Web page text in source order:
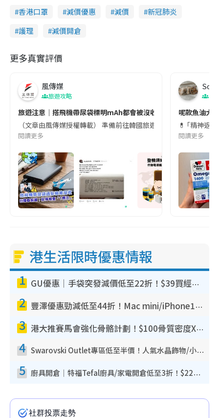
香港口罩 減價優惠 減價
新冠肺炎
護理
減價開倉
更多真實評價
風傳媒
旅遊攻略
旅遊注意｜搭飛機帶尿袋標明mAh都會被沒收😱出發前切記檢查
（文章由風傳媒授權轉載） 準備前往韓國旅遊的民眾，近期要
閱讀更多
Soul
呢款魚油大
💊 ｢精神返
閱讀更多
港生活限時優惠情報
1 GU優惠｜手袋突發減價低至22折！$39買經典波士頓包/餃子袋！飾物同步減價$29起！
2 豐澤優惠勁減低至44折！Mac mini/iPhone17Pro大減價！廚房家電$220起
3 港大推賽馬會強化骨骼計劃！$100骨質密度X光檢查 完成免費運動訓練送超市禮券！附參加資格
4 Swarovski Outlet專區低至半價！人氣水晶飾物/小擺設$138起！迪士尼款/水晶高跟鞋都有平
5 廚具開倉｜特福Tefal廚具/家電開倉低至3折！$220起買平底鍋/炒鑊/湯煲！電飯煲/吸塵機/燙斗$418起